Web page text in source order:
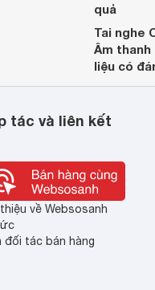
quả
Tai nghe
Âm
liệu có
tác và liên kết
về Websosanh
đối tác bán hàng